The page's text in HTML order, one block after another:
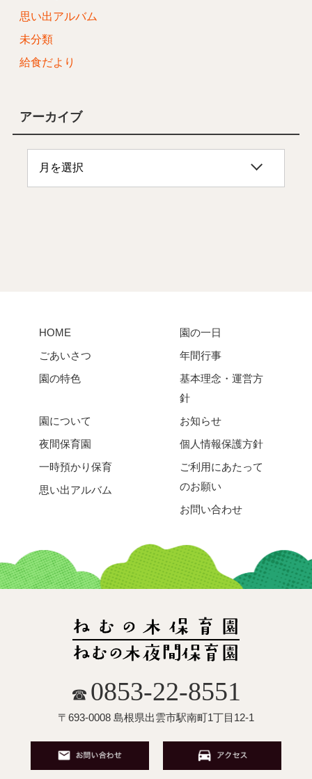
思い出アルバム
未分類
給食だより
アーカイブ
HOME
ごあいさつ
園の特色
園の一日
年間行事
基本理念・運営方
針
園について
夜間保育園
一時預かり保育
思い出アルバム
お知らせ
個人情報保護方針
ご利用にあたって
のお願い
お問い合わせ
☎ 0853-22-8551
〒693-0008 島根県出雲市駅南町1丁目12-1